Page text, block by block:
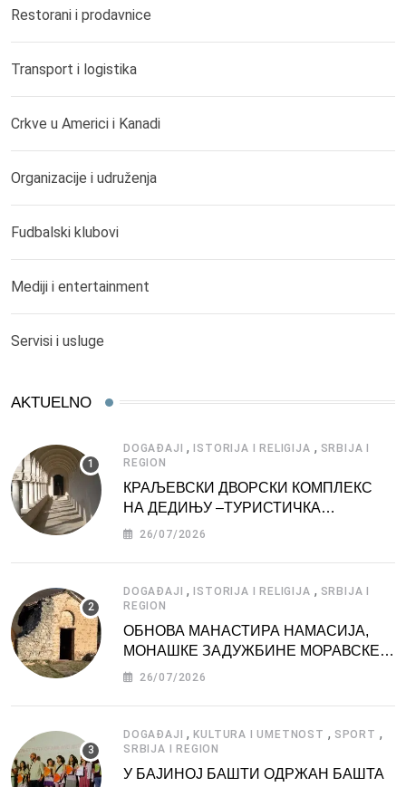
Restorani i prodavnice
Transport i logistika
Crkve u Americi i Kanadi
Organizacije i udruženja
Fudbalski klubovi
Mediji i entertainment
Servisi i usluge
AKTUELNO
DOGAĐAJI ,ISTORIJA I RELIGIJA , SRBIJA I
REGION
КРАЉЕВСКИ ДВОРСКИ КОМПЛЕКС
НА ДЕДИЊУ –ТУРИСТИЧКА
АТРАКЦИЈА
26/07/2026
DOGAĐAJI ,ISTORIJA I RELIGIJA , SRBIJA I
REGION
ОБНОВА МАНАСТИРА НАМАСИЈА,
МОНАШКЕ ЗАДУЖБИНЕ МОРАВСКЕ
СРБИЈЕ
26/07/2026
DOGAĐAJI ,KULTURA I UMETNOST , SPORT ,
SRBIJA I REGION
У БАЈИНОЈ БАШТИ ОДРЖАН БАШТА